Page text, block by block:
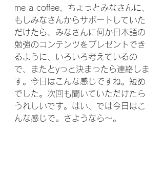
me a coffee、ちょっとみなさんに、
もしみなさんからサポートしていた
だけたら、みなさんに何か日本語の
勉強のコンテンツをプレゼントでき
るように、いろいろ考えているの
で、またとyっと決まったら連絡しま
す。今日はこんな感じですね。短め
でした。次回も聞いていただけたら
うれしいです。はい、では今日はこ
んな感じで。さようなら〜。